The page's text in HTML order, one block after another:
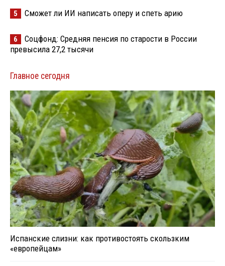
5 Сможет ли ИИ написать оперу и спеть арию
6
Соцфонд: Средняя пенсия по старости в России
превысила 27,2 тысячи
Главное сегодня
Испанские слизни: как противостоять скользким
«европейцам»